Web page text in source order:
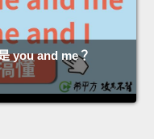
you and me？